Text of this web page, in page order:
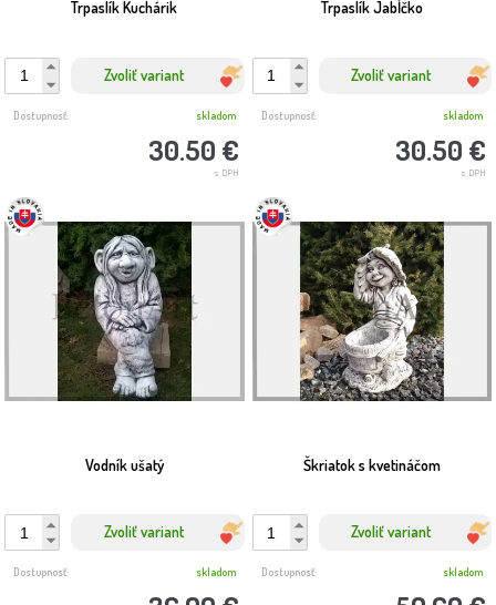
Trpaslík Kuchárik
Zvoliť variant
30.50 €
s DPH
Dostupnosť: skladom
Trpaslík Jabĺčko
Zvoliť variant
30.50 €
s DPH
Dostupnosť: skladom
Vodník ušatý
Zvoliť variant
Dostupnosť: skladom
Škriatok s kvetináčom
Zvoliť variant
Dostupnosť: skladom